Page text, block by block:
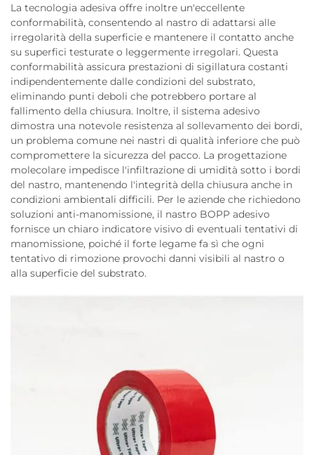
La tecnologia adesiva offre inoltre un'eccellente
conformabilità, consentendo al nastro di adattarsi alle
irregolarità della superficie e mantenere il contatto anche
su superfici testurate o leggermente irregolari. Questa
conformabilità assicura prestazioni di sigillatura costanti
indipendentemente dalle condizioni del substrato,
eliminando punti deboli che potrebbero portare al
fallimento della chiusura. Inoltre, il sistema adesivo
dimostra una notevole resistenza al sollevamento dei bordi,
un problema comune nei nastri di qualità inferiore che può
compromettere la sicurezza del pacco. La progettazione
molecolare impedisce l'infiltrazione di umidità sotto i bordi
del nastro, mantenendo l'integrità della chiusura anche in
condizioni ambientali difficili. Per le aziende che richiedono
soluzioni anti-manomissione, il nastro BOPP adesivo
fornisce un chiaro indicatore visivo di eventuali tentativi di
manomissione, poiché il forte legame fa sì che ogni
tentativo di rimozione provochi danni visibili al nastro o
alla superficie del substrato.